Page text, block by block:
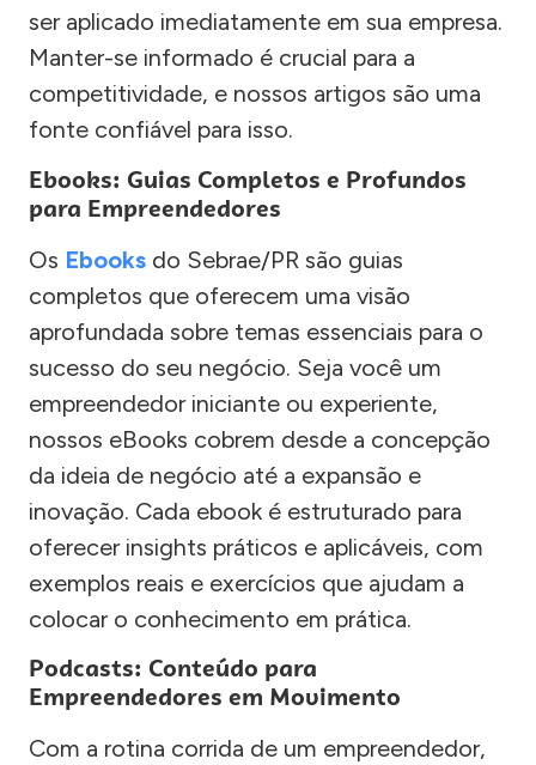
ser aplicado imediatamente em sua empresa.
Manter-se informado é crucial para a
competitividade, e nossos artigos são uma
fonte confiável para isso.
Ebooks: Guias Completos e Profundos
para Empreendedores
Os Ebooks do Sebrae/PR são guias
completos que oferecem uma visão
aprofundada sobre temas essenciais para o
sucesso do seu negócio. Seja você um
empreendedor iniciante ou experiente,
nossos eBooks cobrem desde a concepção
da ideia de negócio até a expansão e
inovação. Cada ebook é estruturado para
oferecer insights práticos e aplicáveis, com
exemplos reais e exercícios que ajudam a
colocar o conhecimento em prática.
Podcasts: Conteúdo para
Empreendedores em Movimento
Com a rotina corrida de um empreendedor,